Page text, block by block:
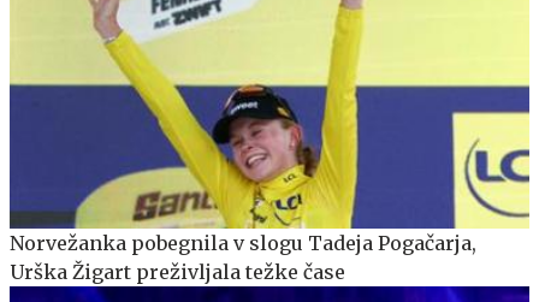
Norvežanka pobegnila v slogu Tadeja Pogačarja,
Urška Žigart preživljala težke čase